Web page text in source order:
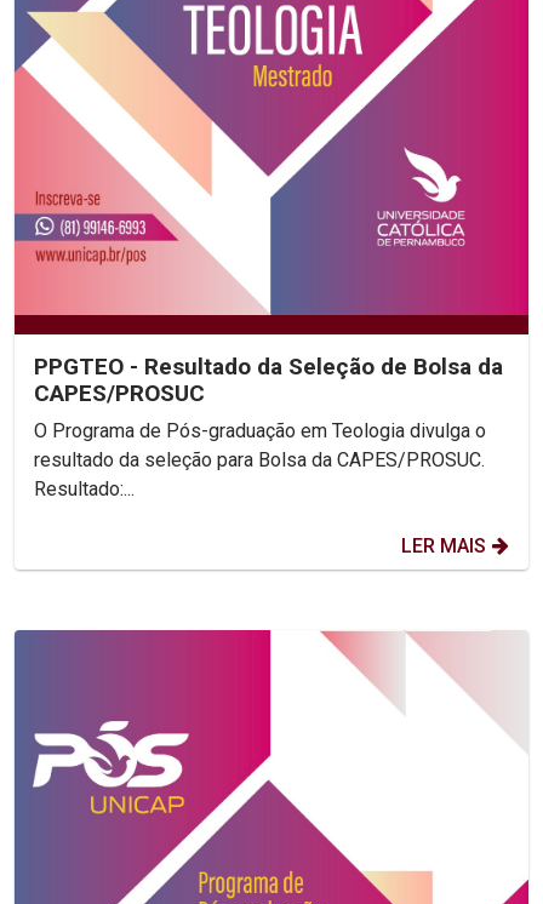
PPGTEO - Resultado da Seleção de Bolsa da
CAPES/PROSUC
O Programa de Pós-graduação em Teologia divulga o
resultado da seleção para Bolsa da CAPES/PROSUC.
Resultado:...
LER MAIS